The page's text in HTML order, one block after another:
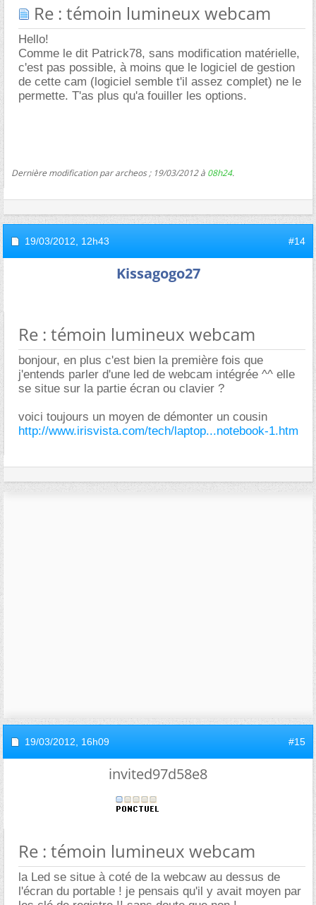
Re : témoin lumineux webcam
Hello!
Comme le dit Patrick78, sans modification matérielle,
c'est pas possible, à moins que le logiciel de gestion
de cette cam (logiciel semble t'il assez complet) ne le
permette. T'as plus qu'a fouiller les options.
Dernière modification par archeos ; 19/03/2012 à 08h24.
19/03/2012, 12h43 #14
Kissagogo27
Re : témoin lumineux webcam
bonjour, en plus c'est bien la première fois que
j'entends parler d'une led de webcam intégrée ^^ elle
se situe sur la partie écran ou clavier ?
voici toujours un moyen de démonter un cousin
http://www.irisvista.com/tech/laptop...notebook-1.htm
19/03/2012, 16h09 #15
invited97d58e8
Re : témoin lumineux webcam
la Led se situe à coté de la webcaw au dessus de
l'écran du portable ! je pensais qu'il y avait moyen par